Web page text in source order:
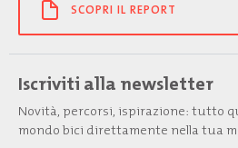
SCOPRI IL REPORT
Iscriviti alla newsletter
Novità, percorsi, ispirazione: tutto
mondo bici direttamente nella tua